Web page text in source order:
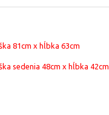
81cm x hĺbka 63cm
sedenia 48cm x hĺbka 42cm